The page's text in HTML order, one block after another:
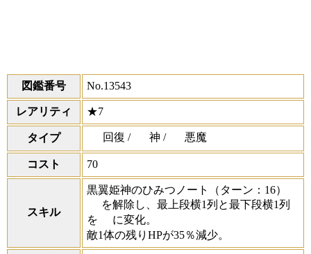
図鑑番号 No.13543
レアリティ ★7
タイプ 回復 / 神 / 悪魔
コスト 70
スキル
黒翼姫神のひみつノート
（ターン：16）
を解除し、最上段横1列と最下段横1列
を
に変化。
敵1体の残りHPが35％減少。